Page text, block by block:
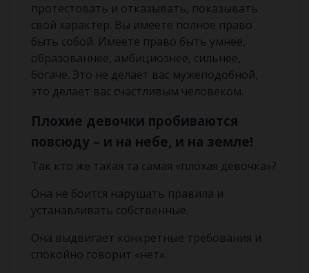
протестовать и отказывать, показывать
свой характер. Вы имеете полное право
быть собой. Имеете право быть умнее,
образованнее, амбициознее, сильнее,
богаче. Это не делает вас мужеподобной,
это делает вас счастливым человеком.
Плохие девочки пробиваются
повсюду – и на небе, и на земле!
Так кто же такая та самая «плохая девочка»?
Она не боится нарушать правила и
устанавливать собственные.
Она выдвигает конкретные требования и
спокойно говорит «нет».